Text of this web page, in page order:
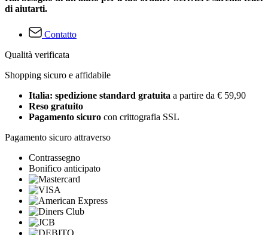
di aiutarti.
Contatto
Qualità verificata
Shopping sicuro e affidabile
Italia: spedizione standard gratuita a partire da € 59,90
Reso gratuito
Pagamento sicuro con crittografia SSL
Pagamento sicuro attraverso
Contrassegno
Bonifico anticipato